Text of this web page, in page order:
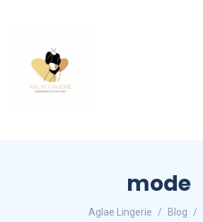
mode
Aglae Lingerie Blog